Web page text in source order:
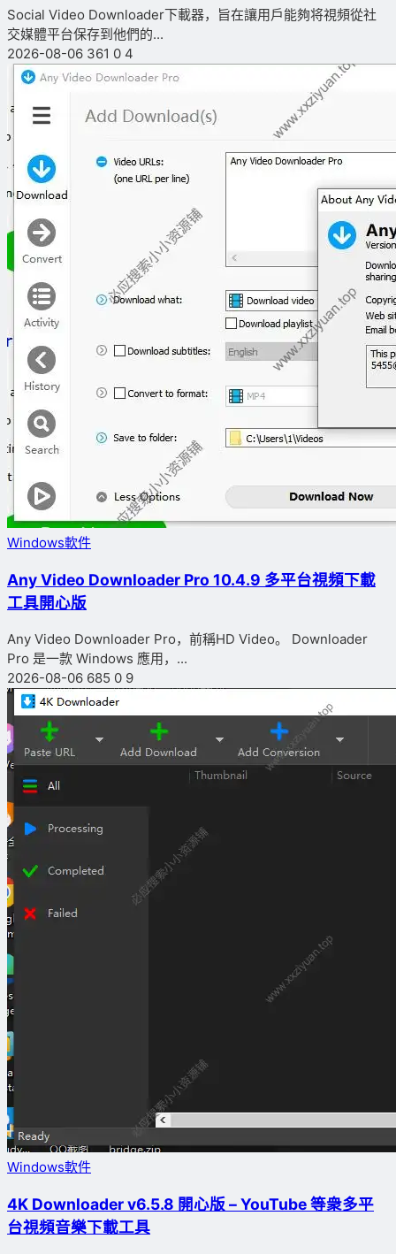
Social Video Downloader下載器，旨在讓用戶能夠将視頻從社
交媒體平台保存到他們的...
2026-08-06 361 0 4
Windows軟件
Any Video Downloader Pro 10.4.9 多平台視頻下載
工具開心版
Any Video Downloader Pro，前稱HD Video。 Downloader
Pro 是一款 Windows 應用，...
2026-08-06 685 0 9
Windows軟件
4K Downloader v6.5.8 開心版 – YouTube 等衆多平
台視頻音樂下載工具